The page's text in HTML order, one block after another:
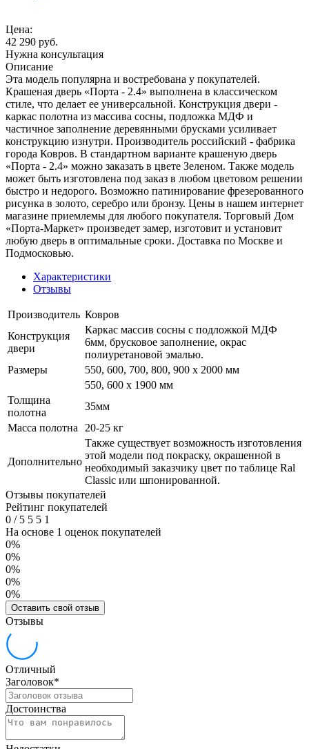
Цена:
42 290 руб.
Нужна консультация
Описание
Эта модель популярна и востребована у покупателей.
Крашеная дверь «Порта - 2.4» выполнена в классическом
стиле, что делает ее универсальной. Конструкция двери -
каркас полотна из массива сосны, подложка МДФ и
частичное заполнение деревянными брусками усиливает
конструкцию изнутри. Производитель российский - фабрика
города Ковров. В стандартном варианте крашеную дверь
«Порта - 2.4» можно заказать в цвете Зеленом. Также модель
может быть изготовлена под заказ в любом цветовом решении
быстро и недорого. Возможно патинирование фрезерованного
рисунка в золото, серебро или бронзу. Цены в нашем интернет
магазине приемлемы для любого покупателя. Торговый Дом
«Порта-Маркет» произведет замер, изготовит и установит
любую дверь в оптимальные сроки. Доставка по Москве и
Подмосковью.
Характеристики
Отзывы
Производитель Ковров
Конструкция
двери
Каркас массив сосны с подложкой МДФ
6мм, брусковое заполнение, окрас
полиуретановой эмалью.
Размеры
550, 600, 700, 800, 900 x 2000 мм
550, 600 х 1900 мм
Толщина
полотна
35мм
Масса полотна
20-25 кг
Дополнительно
Также существует возможность изготовления
этой модели под покраску, окрашенной в
необходимый заказчику цвет по таблице Ral
Classic или шпонированной.
Отзывы покупателей
Рейтинг покупателей
0 /5 5 5 1
На основе 1 оценок покупателей
0%
0%
0%
0%
0%
Оставить свой отзыв
Отзывы
Отличный
Заголовок*
Достоинства